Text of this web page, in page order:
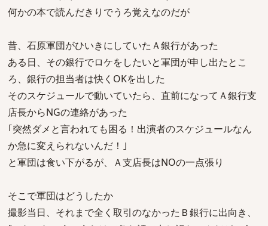
何かの本で読んだきりでうろ覚えなのだが
昔、石原軍団がひいきにしていたＡ銀行があった
ある日、その銀行でロケをしたいと軍団が申し出たとこ
ろ、銀行の担当者は快くOKを出した
そのスケジュールで動いていたら、直前になってＡ銀行支
店長からNGの連絡があった
｢突然ダメと言われても困る！出演者のスケジュールなん
か急に変えられないんだ！｣
と軍団は食い下がるが、Ａ支店長はNOの一点張り
そこで軍団はどうしたか
撮影当日、それまで全く取引のなかったＢ銀行に出向き、